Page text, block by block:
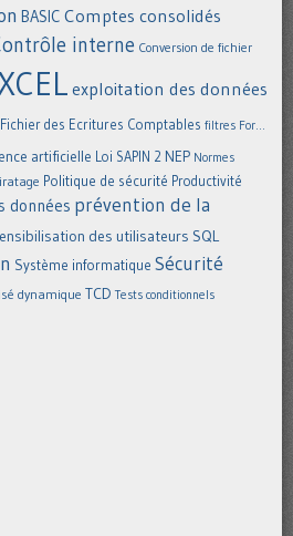
BASIC Comptes consolidés
interne Conversion de fichier
exploitation des données
Fichier des Ecritures Comptables filtres For...
artificielle Loi SAPIN 2 NEP Normes
Politique de sécurité Productivité
données prévention de la
des utilisateurs SQL
Système informatique Sécurité
dynamique TCD Tests conditionnels